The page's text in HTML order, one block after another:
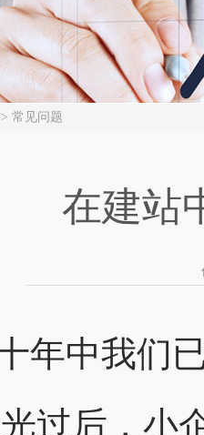
常见问题
在建站
年中我们
过后，小